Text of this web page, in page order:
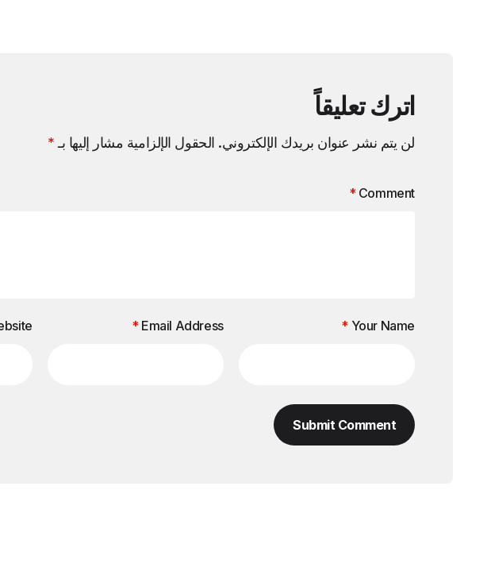
اترك تعليقاً
لن يتم نشر عنوان بريدك الإلكتروني. الحقول الإلزامية مشار إليها بـ*
Comment
*
Your Name
*
Email Address
*
Submit Comment